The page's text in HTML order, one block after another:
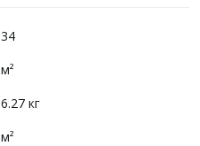
34
м²
6.27 кг
м²